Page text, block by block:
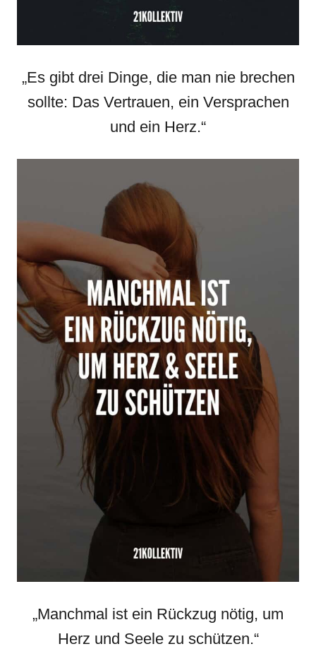
„Es gibt drei Dinge, die man nie brechen
sollte: Das Vertrauen, ein Versprachen
und ein Herz.“
„Manchmal ist ein Rückzug nötig, um
Herz und Seele zu schützen.“